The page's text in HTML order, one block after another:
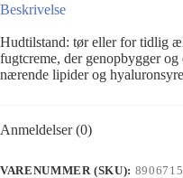
Beskrivelse
Hudtilstand: tør eller for tidlig
fugtcreme, der genopbygger og
nærende lipider og
Anmeldelser (0)
VARENUMMER (SKU):